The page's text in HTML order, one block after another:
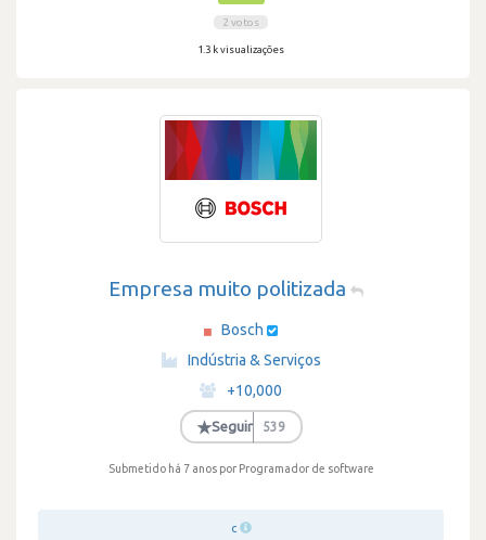
2 votos
1.3 k visualizações
Empresa muito politizada
Bosch
Indústria & Serviços
·
+10,000
·
★Seguir 539
Submetido há 7 anos por Programador de software
c